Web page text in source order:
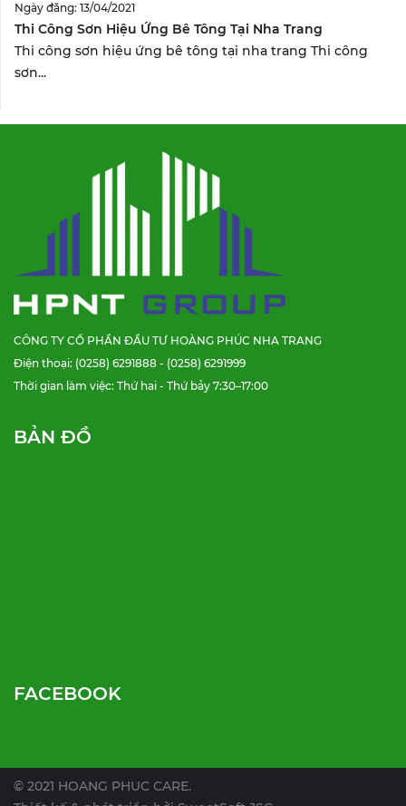
Ngày đăng: 13/04/2021
Thi Công Sơn Hiệu Ứng Bê Tông Tại Nha Trang
Thi công sơn hiệu ứng bê tông tại nha trang Thi công
sơn...
CÔNG TY CỔ PHẦN ĐẦU TƯ HOÀNG PHÚC NHA TRANG
Điện thoại: (0258) 6291888 - (0258) 6291999
Thời gian làm việc: Thứ hai - Thứ bảy 7:30–17:00
BẢN ĐỒ
FACEBOOK
© 2021 HOANG PHUC CARE.